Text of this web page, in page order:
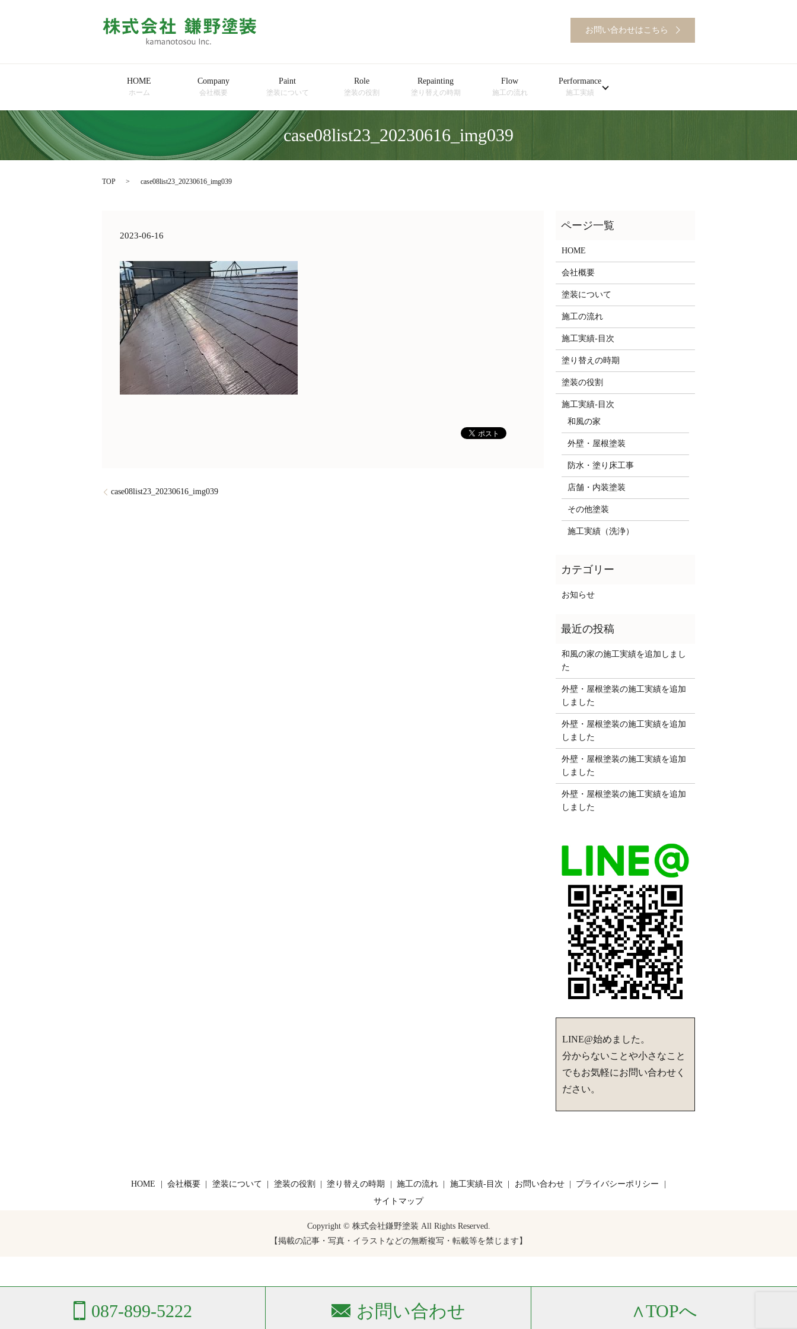
お問い合わせはこちら
HOME
ホーム
Company
会社概要
Paint
塗装について
Role
塗装の役割
Repainting
塗り替えの時期
Flow
施工の流れ
Performance
施工実績
case08list23_20230616_img039
TOP case08list23_20230616_img039
2023-06-16
case08list23_20230616_img039
HOME
会社概要
塗装について
施工の流れ
施工実績-目次
塗り替えの時期
塗装の役割
施工実績-目次
和風の家
外壁・屋根塗装
防水・塗り床工事
店舗・内装塗装
その他塗装
施工実績（洗浄）
お知らせ
和風の家の施工実績を追加しまし
た
外壁・屋根塗装の施工実績を追加
しました
外壁・屋根塗装の施工実績を追加
しました
外壁・屋根塗装の施工実績を追加
しました
外壁・屋根塗装の施工実績を追加
しました
LINE@始めました。
分からないことや小さなこと
でもお気軽にお問い合わせく
ださい。
087-899-5222 お問い合わせ ∧TOPへ
HOME 会社概要 塗装について 塗装の役割 塗り替えの時期 施工の流れ 施工実績-目次 お問い合わせ
プライバシーポリシー
サイトマップ
Copyright © 株式会社鎌野塗装 All Rights Reserved.
【掲載の記事・写真・イラストなどの無断複写・転載等を禁じます】